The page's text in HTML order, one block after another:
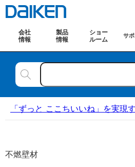
会社
情報
製品
情報
ショー
ルーム
サ
「ずっと ここちいいね」を実
不燃壁材